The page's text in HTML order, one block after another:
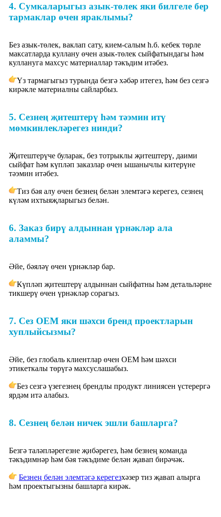
4. Сумкаларыгыз азык-төлек яки билгеле бер
тармаклар өчен яраклымы?
Без азык-төлек, ваклап сату, кием-салым һ.б. кебек төрле
максатларда куллану өчен азык-төлек сыйфатындагы һәм
куллануга махсус материаллар тәкъдим итәбез.
Үз тармагыгыз турында безгә хәбәр итегез, һәм без сезгә
кирәкле материалны сайларбыз.
5. Сезнең җитештерү һәм тәэмин итү
мөмкинлекләрегез нинди?
Җитештерүче буларак, без тотрыклы җитештерү, даими
сыйфат һәм күпләп заказлар өчен ышанычлы китерүне
тәэмин итәбез.
Тиз бәя алу өчен безнең белән элемтәгә керегез, сезнең
күләм ихтыяҗларыгыз белән.
6. Заказ бирү алдыннан үрнәкләр ала
аламмы?
Әйе, бәяләү өчен үрнәкләр бар.
Күпләп җитештерү алдыннан сыйфатны һәм детальләрне
тикшерү өчен үрнәкләр сорагыз.
7. Сез OEM яки шәхси бренд проектларын
хуплыйсызмы?
Әйе, без глобаль клиентлар өчен OEM һәм шәхси
этикеткалы төрүгә махсуслашабыз.
Без сезгә үзегезнең брендлы продукт линиясен үстерергә
ярдәм итә алабыз.
8. Сезнең белән ничек эшли башларга?
Безгә таләпләрегезне җибәрегез, һәм безнең команда
тәкъдимнәр һәм бәя тәкъдиме белән җавап бирәчәк.
Безнең белән элемтәгә керегезхәзер тиз җавап алырга
һәм проектыгызны башларга кирәк.